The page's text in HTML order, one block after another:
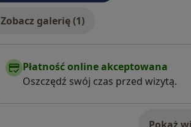
Zobacz galerię (1)
Płatność online akceptowana
Oszczędź swój czas przed wizytą.